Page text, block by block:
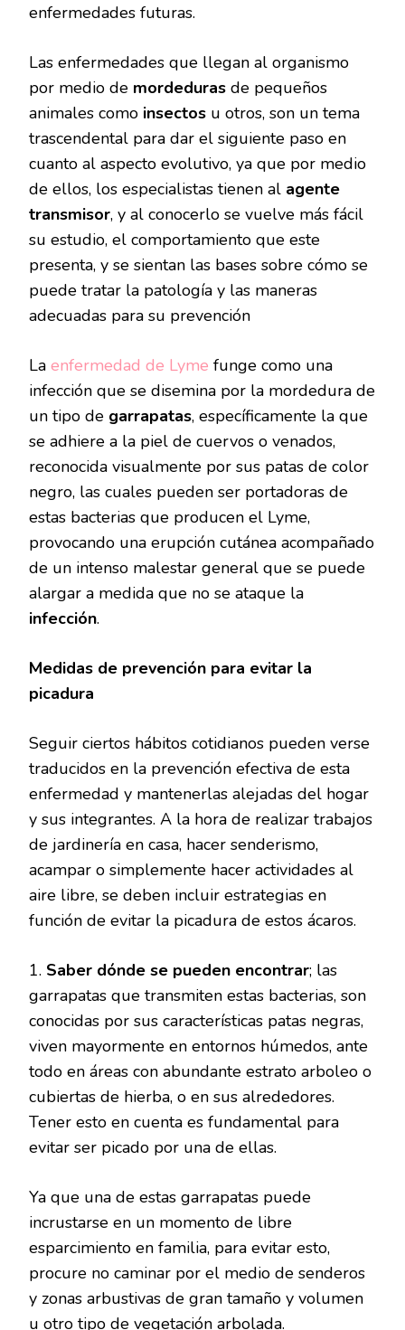
enfermedades futuras.
Las enfermedades que llegan al organismo
por medio de mordeduras de pequeños
animales como insectos u otros, son un tema
trascendental para dar el siguiente paso en
cuanto al aspecto evolutivo, ya que por medio
de ellos, los especialistas tienen al agente
transmisor, y al conocerlo se vuelve más fácil
su estudio, el comportamiento que este
presenta, y se sientan las bases sobre cómo se
puede tratar la patología y las maneras
adecuadas para su prevención
La enfermedad de Lyme funge como una
infección que se disemina por la mordedura de
un tipo de garrapatas, específicamente la que
se adhiere a la piel de cuervos o venados,
reconocida visualmente por sus patas de color
negro, las cuales pueden ser portadoras de
estas bacterias que producen el Lyme,
provocando una erupción cutánea acompañado
de un intenso malestar general que se puede
alargar a medida que no se ataque la
infección.
Medidas de prevención para evitar la
picadura
Seguir ciertos hábitos cotidianos pueden verse
traducidos en la prevención efectiva de esta
enfermedad y mantenerlas alejadas del hogar
y sus integrantes. A la hora de realizar trabajos
de jardinería en casa, hacer senderismo,
acampar o simplemente hacer actividades al
aire libre, se deben incluir estrategias en
función de evitar la picadura de estos ácaros.
1. Saber dónde se pueden encontrar; las
garrapatas que transmiten estas bacterias, son
conocidas por sus características patas negras,
viven mayormente en entornos húmedos, ante
todo en áreas con abundante estrato arboleo o
cubiertas de hierba, o en sus alrededores.
Tener esto en cuenta es fundamental para
evitar ser picado por una de ellas.
Ya que una de estas garrapatas puede
incrustarse en un momento de libre
esparcimiento en familia, para evitar esto,
procure no caminar por el medio de senderos
y zonas arbustivas de gran tamaño y volumen
u otro tipo de vegetación arbolada.